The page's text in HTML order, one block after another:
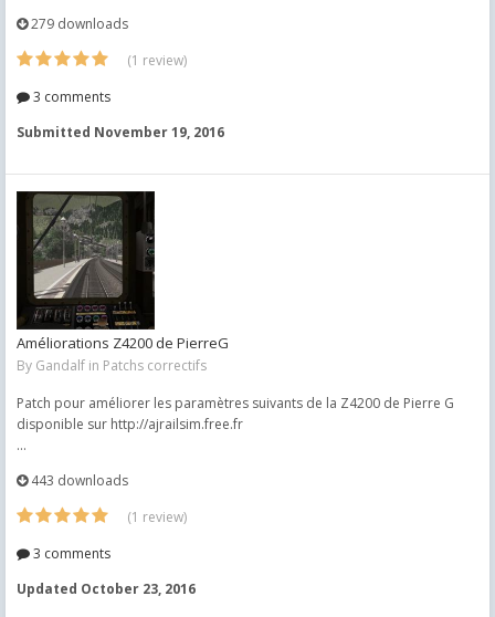
279 downloads
(1 review)
3 comments
Submitted November 19, 2016
Améliorations Z4200 de PierreG
By Gandalf in Patchs correctifs
Patch pour améliorer les paramètres suivants de la Z4200 de Pierre G
disponible sur http://ajrailsim.free.fr
...
443 downloads
(1 review)
3 comments
Updated October 23, 2016